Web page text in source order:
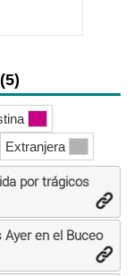
Extranjera
por trágicos
en el Buceo